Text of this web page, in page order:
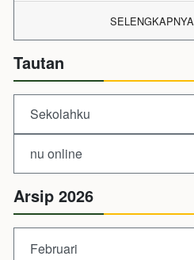
SELENGKAPNYA
Tautan
Sekolahku
nu online
Arsip 2026
Februari